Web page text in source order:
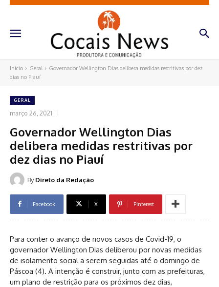
Início Geral
Governador Wellington Dias delibera medidas restritivas por dez
dias no Piauí
GERAL
março 26, 2021
Governador Wellington Dias
delibera medidas restritivas por
dez dias no Piauí
By Direto da Redação
Facebook X Pinterest
Para conter o avanço de novos casos de Covid-19, o
governador Wellington Dias deliberou por novas medidas
de isolamento social a serem seguidas até o domingo de
Páscoa (4). A intenção é construir, junto com as prefeituras,
um plano de restrição para os próximos dez dias,